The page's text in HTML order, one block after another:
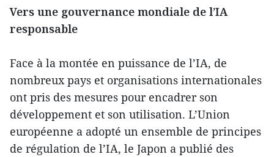
Vers une gouvernance mondiale de l’IA
responsable
Face à la montée en puissance de l’IA, de
nombreux pays et organisations internationales
ont pris des mesures pour encadrer son
développement et son utilisation. L’Union
européenne a adopté un ensemble de principes
de régulation de l’IA, le Japon a publié des